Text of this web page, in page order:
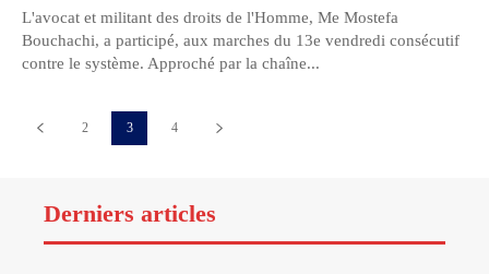
L'avocat et militant des droits de l'Homme, Me Mostefa
Bouchachi, a participé, aux marches du 13e vendredi consécutif
contre le système. Approché par la chaîne...
2 3 4
Derniers articles